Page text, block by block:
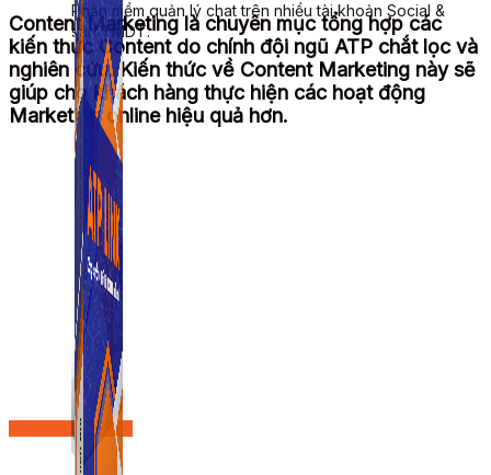
Phần mềm quản lý chat trên nhiều tài khoản Social &
sàn TMDT.
Content Marketing là chuyên mục tổng hợp các
kiến thức Content do chính đội ngũ ATP chắt lọc và
nghiên cứu. Kiến thức về Content Marketing này sẽ
giúp cho khách hàng thực hiện các hoạt động
Marketing online hiệu quả hơn.
Công Cụ Marketing